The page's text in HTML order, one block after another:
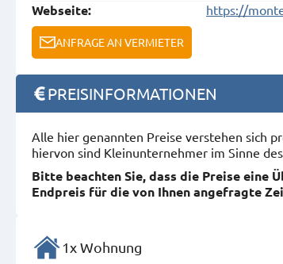
Webseite: https://
ANFRAGE AN VERMIETER
PREISINFORMATIONEN
Alle hier genannten Preise verstehen sich
hiervon sind Kleinunternehmer im Sinne
Bitte beachten Sie, dass die Preise eine
Endpreis für die von Ihnen angefragte
1x Wohnung